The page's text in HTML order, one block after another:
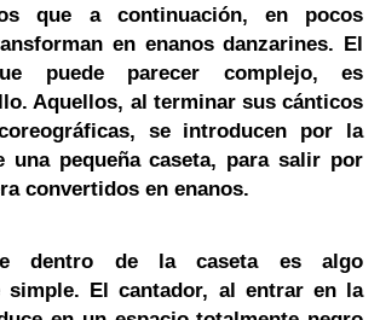
que a continuación, en pocos
en enanos danzarines. El
puede parecer complejo, es
Aquellos, al terminar sus cánticos
se introducen por la
una pequeña caseta, para salir por
convertidos en enanos.
dentro de la caseta es algo
simple. El cantador, al entrar en la